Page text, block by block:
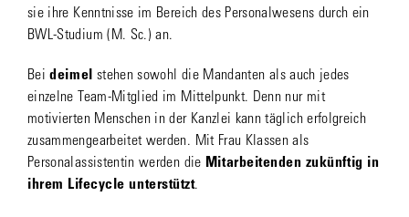
sie ihre Kenntnisse im Bereich des Personalwesens durch ein
BWL-Studium (M. Sc.) an.
Beideimel stehen sowohl die Mandanten als auch jedes
einzelne Team-Mitglied im Mittelpunkt. Denn nur mit
motivierten Menschen in der Kanzlei kann täglich erfolgreich
zusammengearbeitet werden. Mit Frau Klassen als
Personalassistentin werden die Mitarbeitenden zukünftig in
ihrem Lifecycle unterstützt.